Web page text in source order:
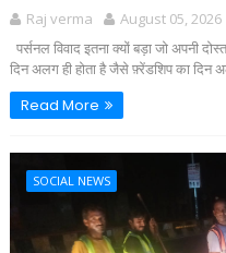
Raj verma
August 05, 2026
पर्सनल विवाद इतना क्यों बड़ा जो अपनी
दिन अलग ही होता है जैसे फ़्रेंडशिप का दिन
Read More
SOCIAL NEWS